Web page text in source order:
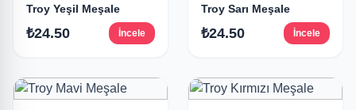
Troy Yeşil Meşale
₺24.50 İncele
Troy Sarı Meşale
₺24.50 İncele